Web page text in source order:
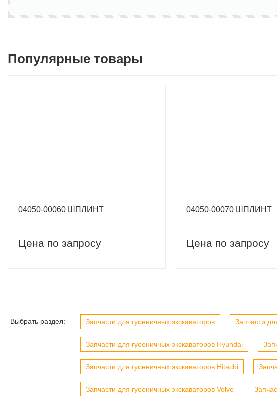
Скидка 5% на первый заказ Скидка 5% на первый заказ
Популярные товары
04050-00060 ШПЛИНТ
Цена по запросу
04050-00070 ШПЛИНТ
Цена по запросу
Выбрать раздел: Запчасти для гусеничных экскаваторов Запчасти
Запчасти для гусеничных экскаваторов Hyundai
Запчасти для гусеничных экскаваторов Hitachi
Запчасти для гусеничных экскаваторов Volvo